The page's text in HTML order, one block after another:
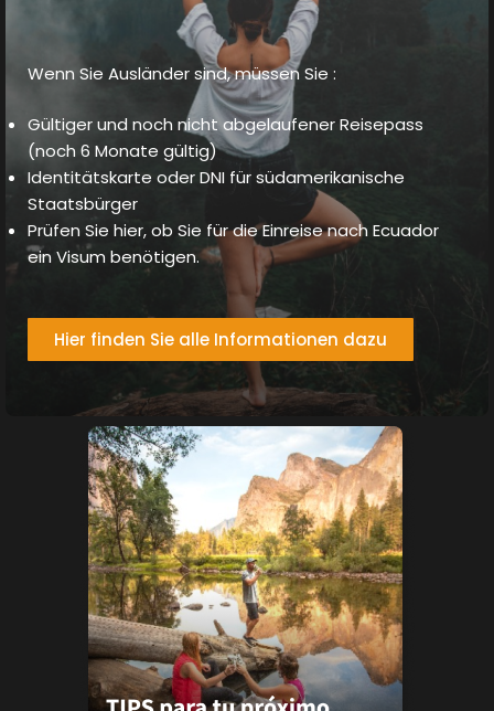
Wenn Sie Ausländer sind, müssen Sie :
Gültiger und noch nicht abgelaufener Reisepass
(noch 6 Monate gültig)
Identitätskarte oder DNI für südamerikanische
Staatsbürger
Prüfen Sie hier, ob Sie für die Einreise nach Ecuador
ein Visum benötigen.
Hier finden Sie alle Informationen dazu